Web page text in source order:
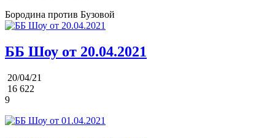
Бородина против Бузовой
ББ Шоу от 20.04.2021
20/04/21
16 622
9